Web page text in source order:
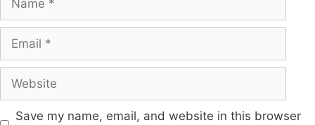
Save my name, email, and website in this browser